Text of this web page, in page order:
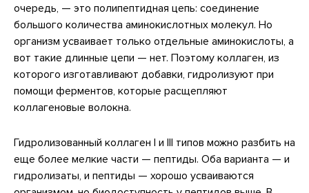
очередь, — это полипептидная цепь: соединение
большого количества аминокислотных молекул. Но
организм усваивает только отдельные аминокислоты, а
вот такие длинные цепи — нет. Поэтому коллаген, из
которого изготавливают добавки, гидролизуют при
помощи ферментов, которые расщепляют
коллагеновые волокна.
Гидролизованный коллаген I и III типов можно разбить на
еще более мелкие части — пептиды. Оба варианта — и
гидролизаты, и пептиды — хорошо усваиваются